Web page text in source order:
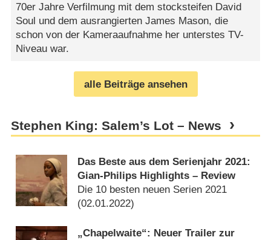
70er Jahre Verfilmung mit dem stocksteifen David
Soul und dem ausrangierten James Mason, die
schon von der Kameraaufnahme her unterstes TV-
Niveau war.
alle Beiträge ansehen
Stephen King: Salem’s Lot – News
Das Beste aus dem Serienjahr 2021:
Gian-Philips Highlights – Review
Die 10 besten neuen Serien 2021
(02.01.2022)
„Chapelwaite“: Neuer Trailer zur